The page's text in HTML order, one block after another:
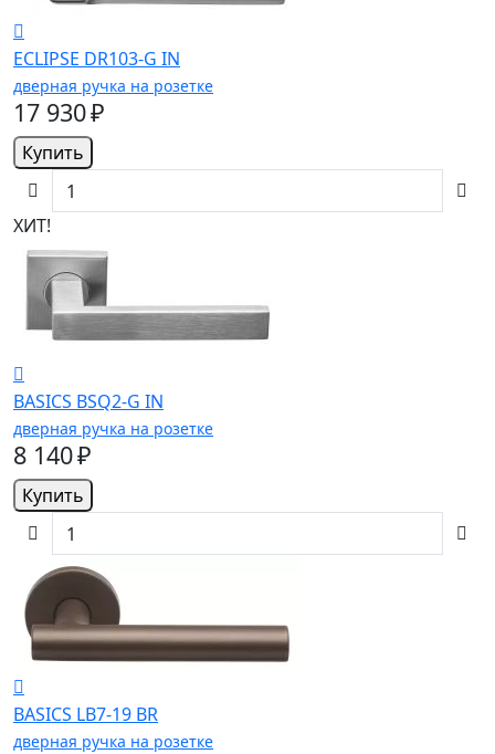
ECLIPSE DR103-G IN
дверная ручка на розетке
17 930 ₽
Купить
ХИТ!
BASICS BSQ2-G IN
дверная ручка на розетке
8 140 ₽
Купить
BASICS LB7-19 BR
дверная ручка на розетке